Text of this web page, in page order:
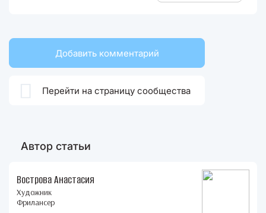
Добавить комментарий
Перейти на страницу сообщества
Автор статьи
Вострова Анастасия
Художник
Фрилансер